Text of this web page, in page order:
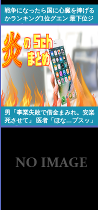
戦争になったら国に心臓を捧げる
かランキング1位グエン 最下位ジ
ャップ
男「事業失敗で借金まみれ。安楽
死させて」 医者「ほな…プスッ」
→ 「やっぱ死にたくないよぉ」 医